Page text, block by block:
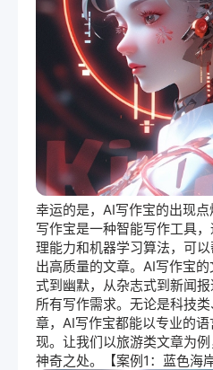
幸运的是，AI写作宝的出现
写作宝是一种智能写作工具
理能力和机器学习算法，可
出高质量的文章。AI写作宝
式到幽默，从杂志式到新闻
所有写作需求。无论是科技
章，AI写作宝都能以专业的
现。让我们以旅游类文章为
神奇之处。【案例1：蓝色海